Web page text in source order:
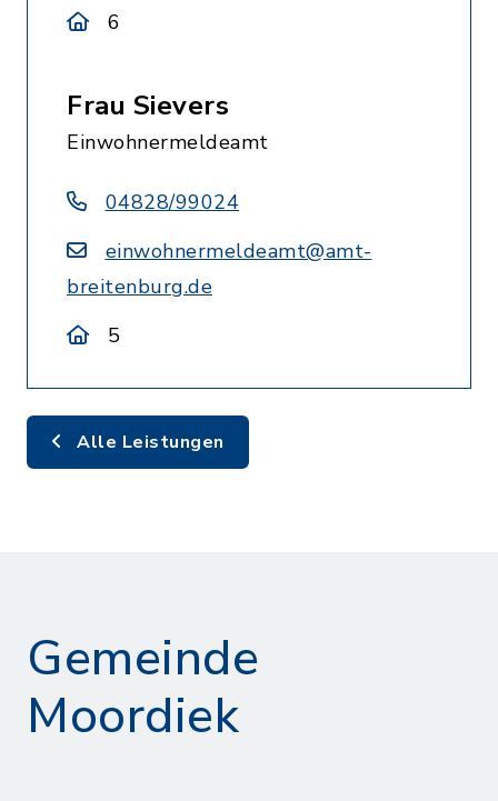
6
Frau Sievers
Einwohnermeldeamt
04828/99024
einwohnermeldeamt@amt-
breitenburg.de
5
Alle Leistungen
Gemeinde
Moordiek